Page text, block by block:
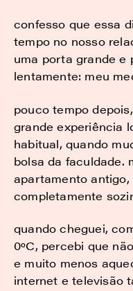
confesso que essa
tempo no nosso
uma porta grande e
lentamente: meu
pouco tempo
grande experiência
habitual, quando
bolsa da faculdade.
apartamento
completamente
quando cheguei,
0ºC, percebi que
e muito menos
internet e televisão